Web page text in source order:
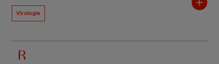
Virologie
R